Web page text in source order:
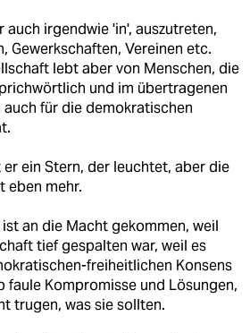
auch irgendwie 'in', auszutreten,
Gewerkschaften, Vereinen etc.
lebt aber von Menschen, die
und im übertragenen
auch für die demokratischen
er ein Stern, der leuchtet, aber die
eben mehr.
ist an die Macht gekommen, weil
tief gespalten war, weil es
freiheitlichen Konsens
faule Kompromisse und Lösungen,
trugen, was sie sollten.